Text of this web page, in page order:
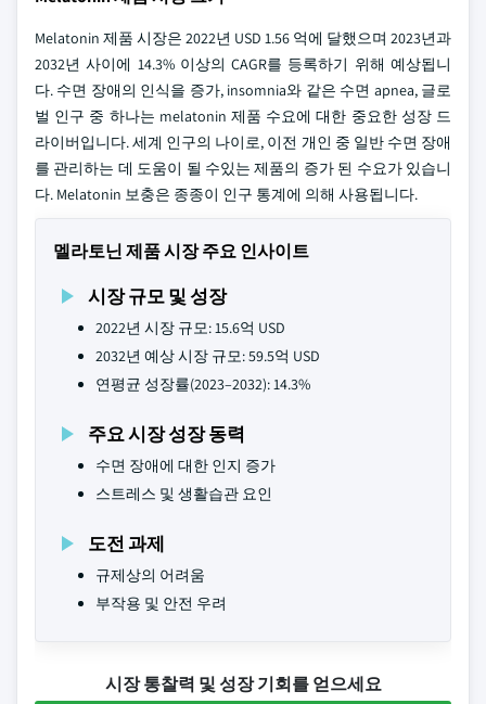
Melatonin 제품 시장은 2022년 USD 1.56 억에 달했으며 2023년과
2032년 사이에 14.3% 이상의 CAGR를 등록하기 위해 예상됩니
다. 수면 장애의 인식을 증가, insomnia와 같은 수면 apnea, 글로
벌 인구 중 하나는 melatonin 제품 수요에 대한 중요한 성장 드
라이버입니다. 세계 인구의 나이로, 이전 개인 중 일반 수면 장애
를 관리하는 데 도움이 될 수있는 제품의 증가 된 수요가 있습니
다. Melatonin 보충은 종종이 인구 통계에 의해 사용됩니다.
멜라토닌 제품 시장 주요 인사이트
시장 규모 및 성장
2022년 시장 규모: 15.6억 USD
2032년 예상 시장 규모: 59.5억 USD
연평균 성장률(2023–2032): 14.3%
주요 시장 성장 동력
수면 장애에 대한 인지 증가
스트레스 및 생활습관 요인
도전 과제
규제상의 어려움
부작용 및 안전 우려
시장 통찰력 및 성장 기회를 얻으세요